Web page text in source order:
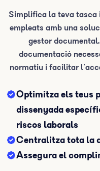
Simplifica la teva tasca
empleats amb una
gestor
documentació
normatiu i facilitar
Optimitza els teus
dissenyada
riscos laborals
Centralitza tota la
Assegura el